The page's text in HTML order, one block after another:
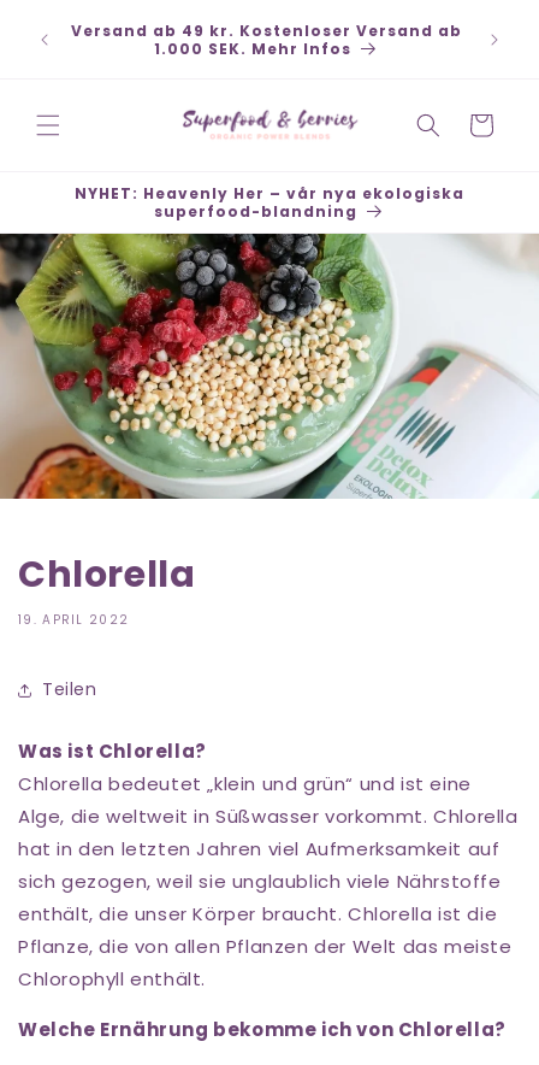
zum
Inhalt
Versand ab 49 kr. Kostenloser Versand ab
1.000 SEK. Mehr Infos
Warenkorb
NYHET: Heavenly Her – vår nya ekologiska
superfood-blandning
Chlorella
19. APRIL 2022
Teilen
Was ist Chlorella?
Chlorella bedeutet „klein und grün“ und ist eine
Alge, die weltweit in Süßwasser vorkommt. Chlorella
hat in den letzten Jahren viel Aufmerksamkeit auf
sich gezogen, weil sie unglaublich viele Nährstoffe
enthält, die unser Körper braucht. Chlorella ist die
Pflanze, die von allen Pflanzen der Welt das meiste
Chlorophyll enthält.
Welche Ernährung bekomme ich von Chlorella?